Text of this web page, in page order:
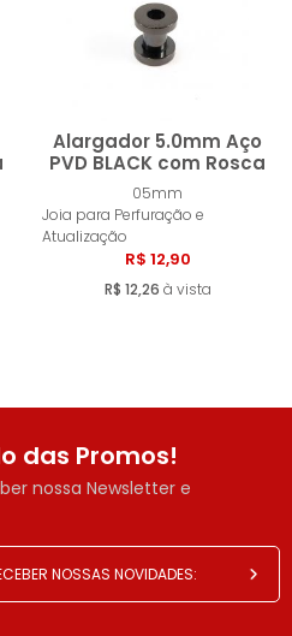
Alargador 5.0mm Aço
PVD BLACK com Rosca
05mm
Joia para Perfuração e
Atualização
R$ 12,90
R$ 12,26 à vista
das Promos!
nossa Newsletter e